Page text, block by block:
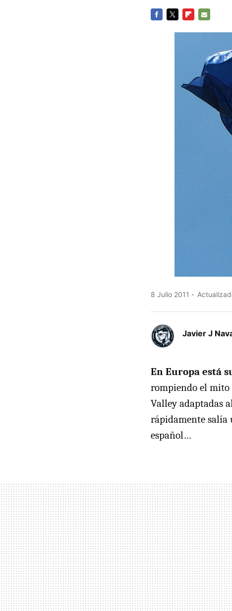
8 Julio 2011
Javier J
En Europa está
rompiendo el mito
Valley adaptadas
rápidamente salía
español…